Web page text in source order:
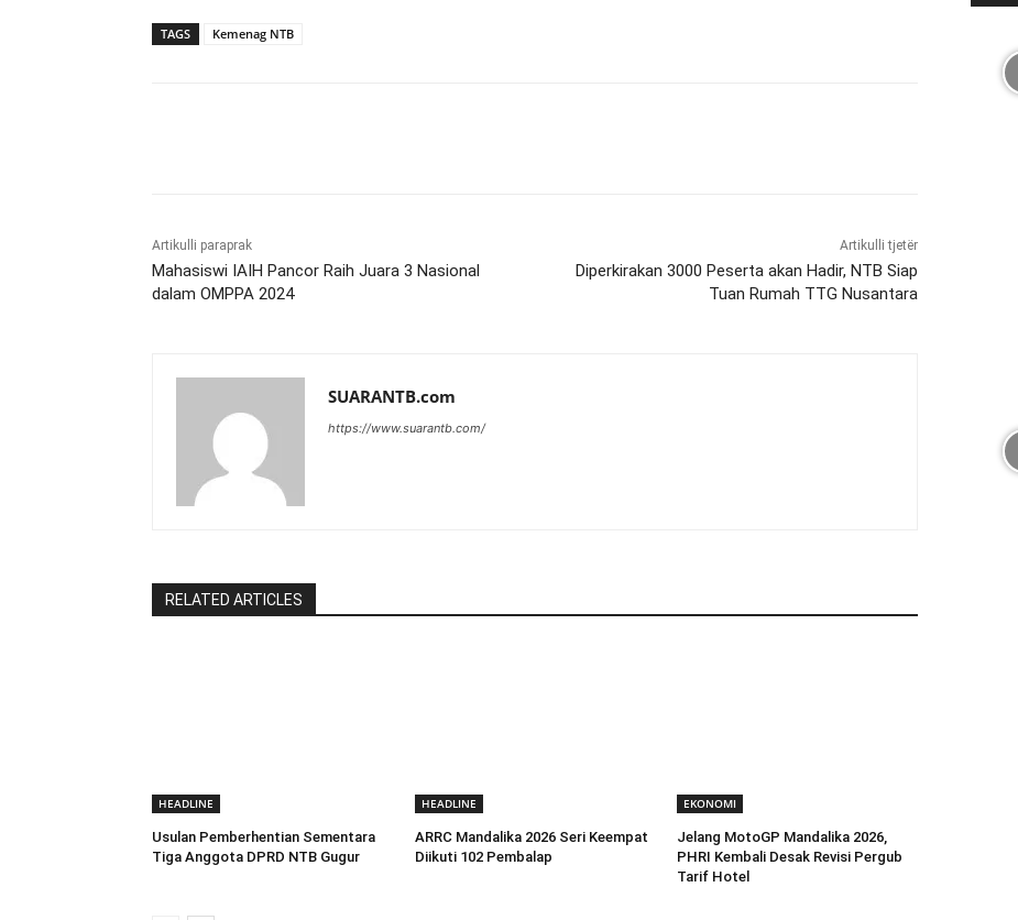
TAGS Kemenag NTB
Artikulli paraprak
Mahasiswi IAIH Pancor Raih Juara 3 Nasional
dalam OMPPA 2024
Artikulli tjetër
Diperkirakan 3000 Peserta akan Hadir, NTB Siap
Tuan Rumah TTG Nusantara
SUARANTB.com
https://www.suarantb.com/
RELATED ARTICLES
HEADLINE
Usulan Pemberhentian Sementara
Tiga Anggota DPRD NTB Gugur
HEADLINE
ARRC Mandalika 2026 Seri Keempat
Diikuti 102 Pembalap
EKONOMI
Jelang MotoGP Mandalika 2026,
PHRI Kembali Desak Revisi Pergub
Tarif Hotel